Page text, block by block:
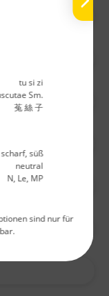
tu si zi
Sm.
菟 絲 子
scharf, süß
neutral
N, Le, MP
sind nur für